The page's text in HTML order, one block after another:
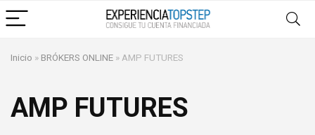
Inicio » BRÓKERS ONLINE » AMP FUTURES
AMP FUTURES